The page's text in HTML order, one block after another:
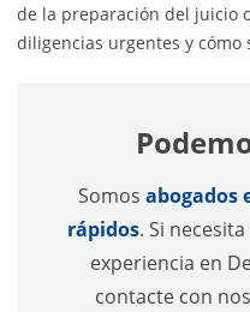
de la preparación del juicio
diligencias urgentes y cómo
Somos abogados
rápidos. Si
experiencia en
contacte con